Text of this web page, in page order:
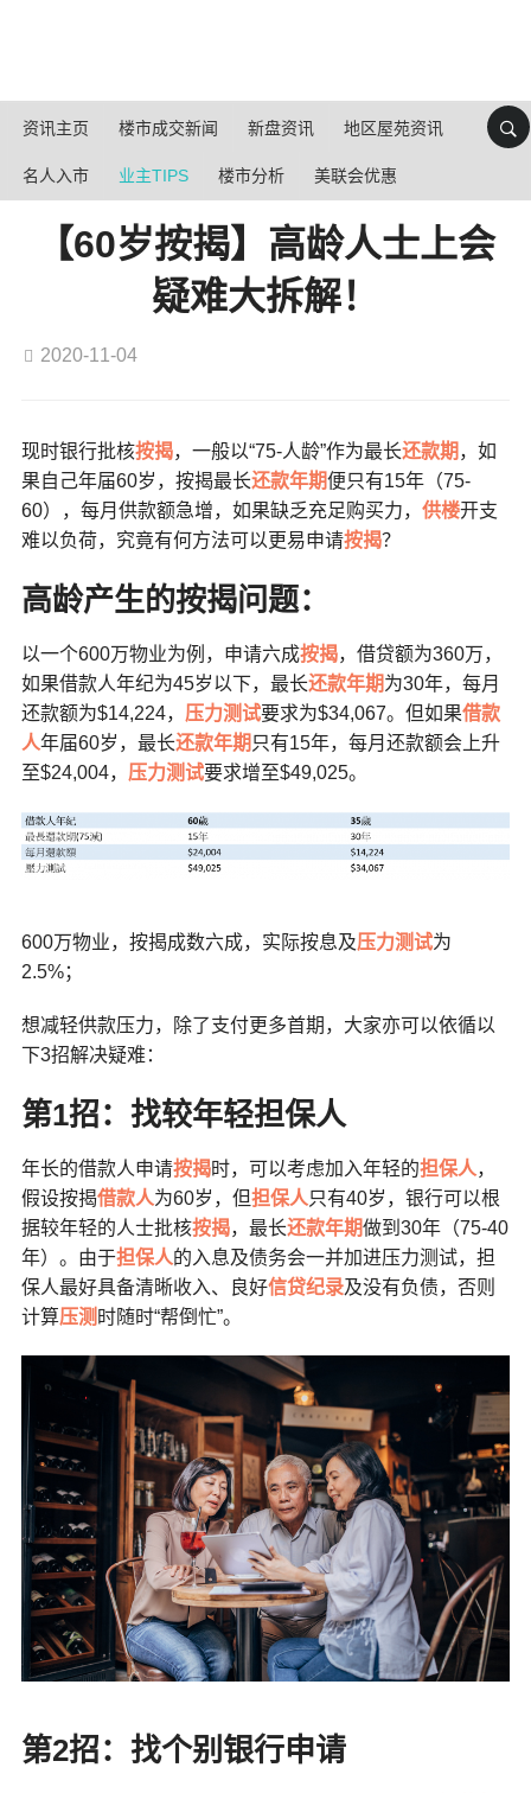
资讯主页 楼市成交新闻 新盘资讯 地区屋苑资讯
名人入市 业主TIPS 楼市分析 美联会优惠
【60岁按揭】高龄人士上会
疑难大拆解！
2020-11-04
现时银行批核按揭，一般以“75-人龄”作为最长还款期 ，如
果自己年届60岁，按揭最长还款年期便只有15年（75-
60），每月供款额急增，如果缺乏充足购买力， 供楼开支
难以负荷，究竟有何方法可以更易申请按揭？
高龄产生的按揭问题：
以一个600万物业为例，申请六成按揭，借贷额为360万，
如果借款人年纪为45岁以下，最长还款年期为30年，每月
还款额为$14,224， 压力测试要求为$34,067。但如果借款
人年届60岁，最长还款年期 只有15年，每月还款额会上升
至$24,004， 压力测试要求增至$49,025。
600万物业，按揭成数六成，实际按息及压力测试为
2.5%；
想减轻供款压力，除了支付更多首期，大家亦可以依循以
下3招解决疑难：
第1招：找较年轻担保人
年长的借款人申请按揭时，可以考虑加入年轻的担保人，
假设按揭借款人为60岁，但担保人只有40岁，银行可以根
据较年轻的人士批核按揭，最长还款年期做到30年（75-40
年）。由于担保人的入息及债务会一并加进压力测试，担
保人最好具备清晰收入、良好信贷纪录及没有负债，否则
计算压测 时随时“帮倒忙”。
第2招：找个别银行申请